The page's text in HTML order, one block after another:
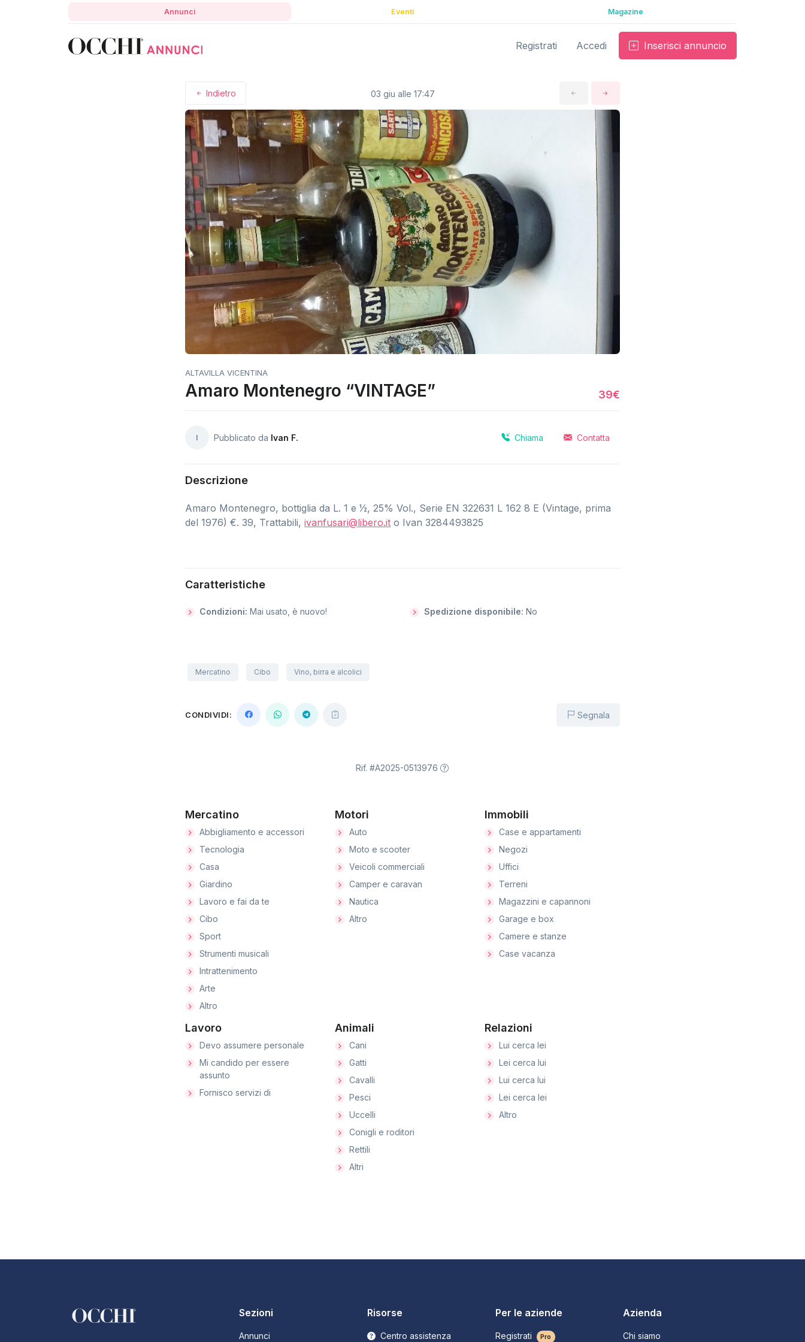
Annunci Eventi Magazine
Registrati Accedi Inserisci annuncio
Indietro 03 giu alle 17:47
ALTAVILLA VICENTINA
Amaro Montenegro “VINTAGE” 39€
I Pubblicato da Ivan F. Chiama Contatta
Descrizione
Amaro Montenegro, bottiglia da L. 1 e 1⁄2, 25% Vol., Serie EN 322631 L 162 8 E (Vintage, prima
del 1976) €. 39, Trattabili,ivanfusari@libero.it o Ivan 3284493825
Caratteristiche
Condizioni:Mai usato, è nuovo! Spedizione disponibile: No
Mercatino Cibo Vino, birra e alcolici
CONDIVIDI: Segnala
Rif. #A2025-0513976
Mercatino
Abbigliamento e accessori
Tecnologia
Casa
Giardino
Lavoro e fai da te
Cibo
Sport
Strumenti musicali
Intrattenimento
Arte
Altro
Motori
Auto
Moto e scooter
Veicoli commerciali
Camper e caravan
Nautica
Altro
Immobili
Case e appartamenti
Negozi
Uffici
Terreni
Magazzini e capannoni
Garage e box
Camere e stanze
Case vacanza
Lavoro
Devo assumere personale
Mi candido per essere
assunto
Fornisco servizi di
Animali
Cani
Gatti
Cavalli
Pesci
Uccelli
Conigli e roditori
Rettili
Altri
Relazioni
Lui cerca lei
Lei cerca lui
Lui cerca lui
Lei cerca lei
Altro
Sezioni
Annunci
Risorse
Centro assistenza
Per le aziende
Registrati Pro
Azienda
Chi siamo